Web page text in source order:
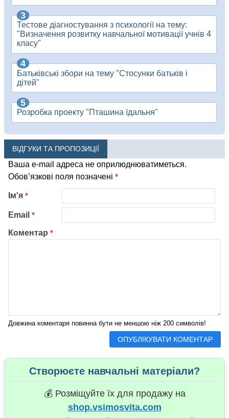
Тестове діагностування з психології на тему:
"Визначення розвитку навчальної мотивації учнів 4
класу"
Батьківські збори на тему "Стосунки батьків і
дітей"
Розробка проекту "Пташина їдальня"
ВІДГУКИ ТА ПРОПОЗИЦІЇ
Ваша e-mail адреса не оприлюднюватиметься.
Обов’язкові поля позначені *
Коментар *
Довжина коментаря повинна бути не меншою ніж 200 символів!
Ім'я *
Email *
Створюєте навчальні матеріали?
💰 Розміщуйте їх для продажу на
shop.vsimosvita.com